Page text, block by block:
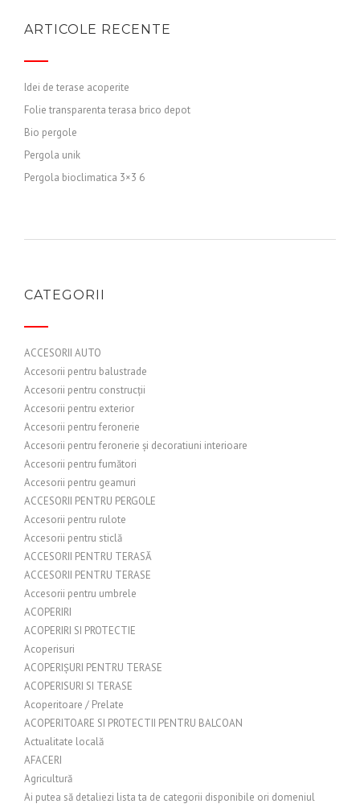
ARTICOLE RECENTE
Idei de terase acoperite
Folie transparenta terasa brico depot
Bio pergole
Pergola unik
Pergola bioclimatica 3×3 6
CATEGORII
ACCESORII AUTO
Accesorii pentru balustrade
Accesorii pentru construcții
Accesorii pentru exterior
Accesorii pentru feronerie
Accesorii pentru feronerie și decoratiuni interioare
Accesorii pentru fumători
Accesorii pentru geamuri
ACCESORII PENTRU PERGOLE
Accesorii pentru rulote
Accesorii pentru sticlă
ACCESORII PENTRU TERASĂ
ACCESORII PENTRU TERASE
Accesorii pentru umbrele
ACOPERIRI
ACOPERIRI SI PROTECTIE
Acoperisuri
ACOPERIȘURI PENTRU TERASE
ACOPERISURI SI TERASE
Acoperitoare / Prelate
ACOPERITOARE SI PROTECTII PENTRU BALCOAN
Actualitate locală
AFACERI
Agricultură
Ai putea să detaliezi lista ta de categorii disponibile ori domeniul